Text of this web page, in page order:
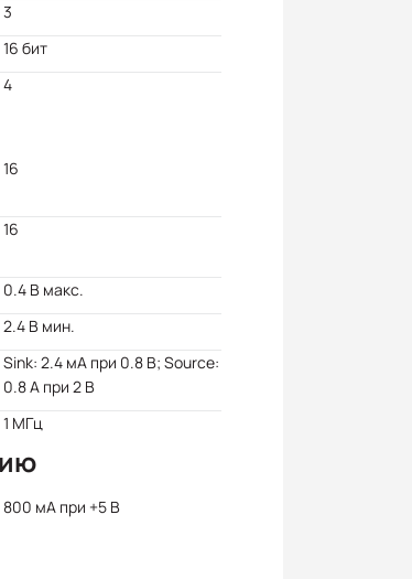
3
16 бит
4
16
16
0.4 В макс.
2.4 В мин.
Sink: 2.4 мА при 0.8 В; Source:
0.8 А при 2 В
1 МГц
800 мА при +5 В